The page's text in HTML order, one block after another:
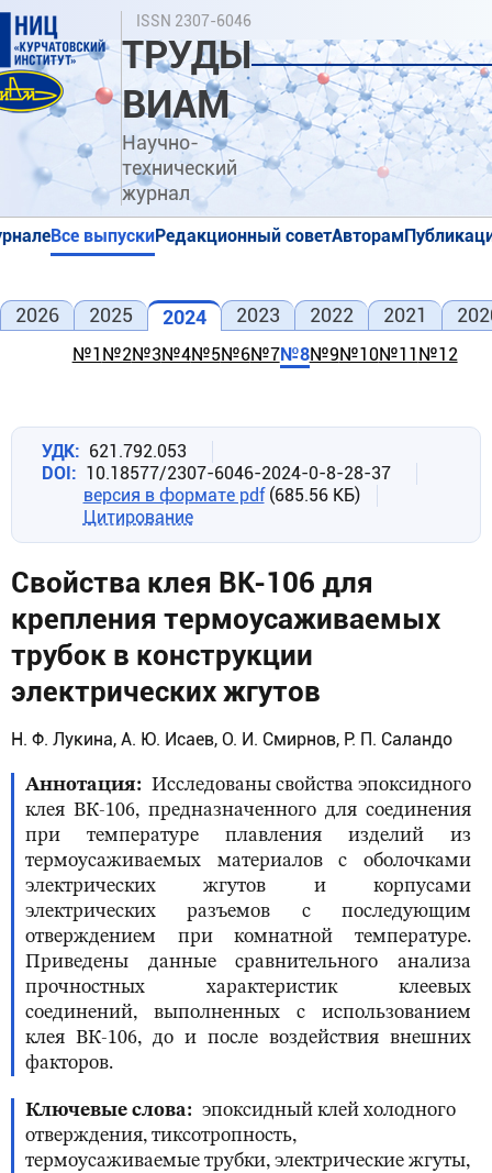
Перейти
основному
содержанию
ISSN 2307-6046
ТРУДЫ
ВИАМ
Научно-
технический
журнал
Поиск
Все выпускиРедакционный советАвторам
2026 2025 2024
№1 №2№3№4№5№6№7№8№9№10№11 №12
2023 2022 2021
УДК
621.792.053
DOI
10.18577/2307-6046-2024-0-8-28-37
версия в формате pdf (685.56 КБ)
Цитирование
Свойства клея ВК-106 для
крепления термоусаживаемых
трубок в конструкции
электрических жгутов
Н. Ф. Лукина, А. Ю. Исаев, О. И. Смирнов, Р. П. Саландо
Аннотация
Исследованы свойства эпоксидного
клея ВК-106, предназначенного для соединения
при температуре плавления изделий из
термоусаживаемых материалов с оболочками
электрических жгутов и корпусами
электрических разъемов с последующим
отверждением при комнатной температуре.
Приведены данные сравнительного анализа
прочностных характеристик клеевых
соединений, выполненных с использованием
клея ВК-106, до и после воздействия внешних
факторов.
Ключевые слова
эпоксидный клей холодного
отверждения, тиксотропность,
термоусаживаемые трубки, электрические жгуты,